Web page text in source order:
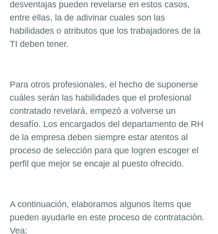
desventajas pueden revelarse en estos casos,
entre ellas, la de adivinar cuales son las
habilidades o atributos que los trabajadores de la
TI deben tener.
Para otros profesionales, el hecho de suponerse
cuáles serán las habilidades que el profesional
contratado revelará, empezó a volverse un
desafío. Los encargados del departamento de RH
de la empresa deben siempre estar atentos al
proceso de selección para que logren escoger el
perfil que mejor se encaje al puesto ofrecido.
A continuación, elaboramos algunos ítems que
pueden ayudarle en este proceso de contratación.
Vea: